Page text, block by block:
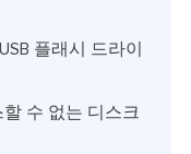
플래시 드라이
수 없는 디스크